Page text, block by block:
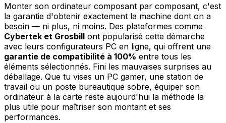
Monter son ordinateur composant par composant, c'est
la garantie d'obtenir exactement la machine dont on a
besoin — ni plus, ni moins. Des plateformes comme
Cybertek et Grosbill ont popularisé cette démarche
avec leurs configurateurs PC en ligne, qui offrent une
garantie de compatibilité à 100% entre tous les
éléments sélectionnés. Fini les mauvaises surprises au
déballage. Que tu vises un PC gamer, une station de
travail ou un poste bureautique sobre, équiper son
ordinateur à la carte reste aujourd'hui la méthode la
plus utile pour maîtriser son montant et ses
performances.